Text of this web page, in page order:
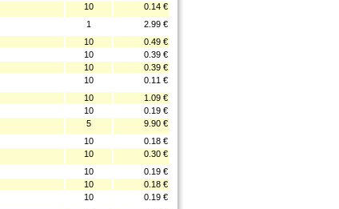
10
0.14 €
1
2.99 €
10
0.49 €
10
0.39 €
10
0.39 €
10
0.11 €
10
1.09 €
10
0.19 €
5
9.90 €
10
0.18 €
10
0.30 €
10
0.19 €
10
0.18 €
10
0.19 €